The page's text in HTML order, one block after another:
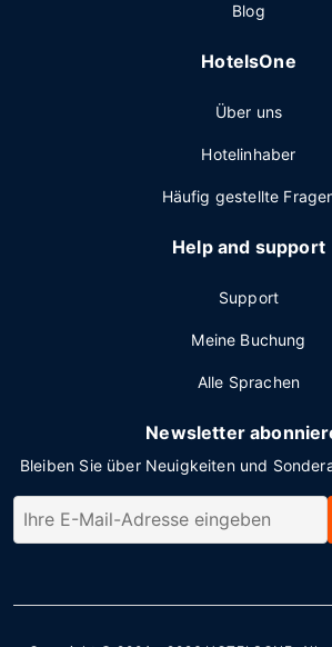
Blog
HotelsOne
Über uns
Hotelinhaber
Häufig gestellte
Help and support
Support
Meine Buchung
Alle Sprachen
Newsletter
Bleiben Sie über Neuigkeiten und